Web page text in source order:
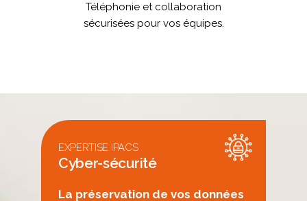
Téléphonie et collaboration
sécurisées pour vos équipes.
EXPERTISE IPACS
Cyber-sécurité
La préservation de vos données